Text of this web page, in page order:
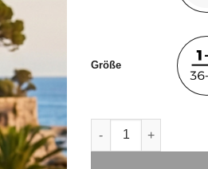
Größe
Shirt Modell KI & ME